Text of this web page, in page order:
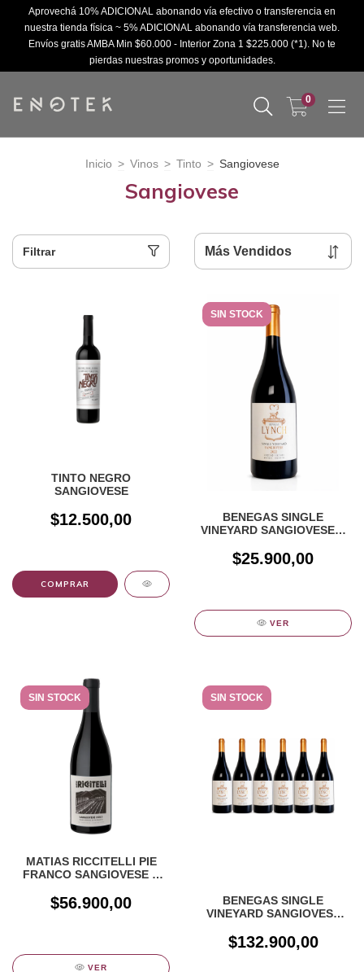
Aprovechá 10% ADICIONAL abonando vía efectivo o transferencia en
nuestra tienda física ~ 5% ADICIONAL abonando vía transferencia web.
Envíos gratis AMBA Min $60.000 - Interior Zona 1 $225.000 (*1). No te
pierdas nuestras promos y oportunidades.
0
Inicio > Vinos > Tinto > Sangiovese
Sangiovese
Filtrar
TINTO NEGRO
SANGIOVESE
$12.500,00
SIN STOCK
BENEGAS SINGLE
VINEYARD SANGIOVESE X
$25.900,00
VER
SIN STOCK
MATIAS RICCITELLI PIE
FRANCO SANGIOVESE X
$56.900,00
VER
SIN STOCK
BENEGAS SINGLE
VINEYARD SANGIOVESE
$132.900,00